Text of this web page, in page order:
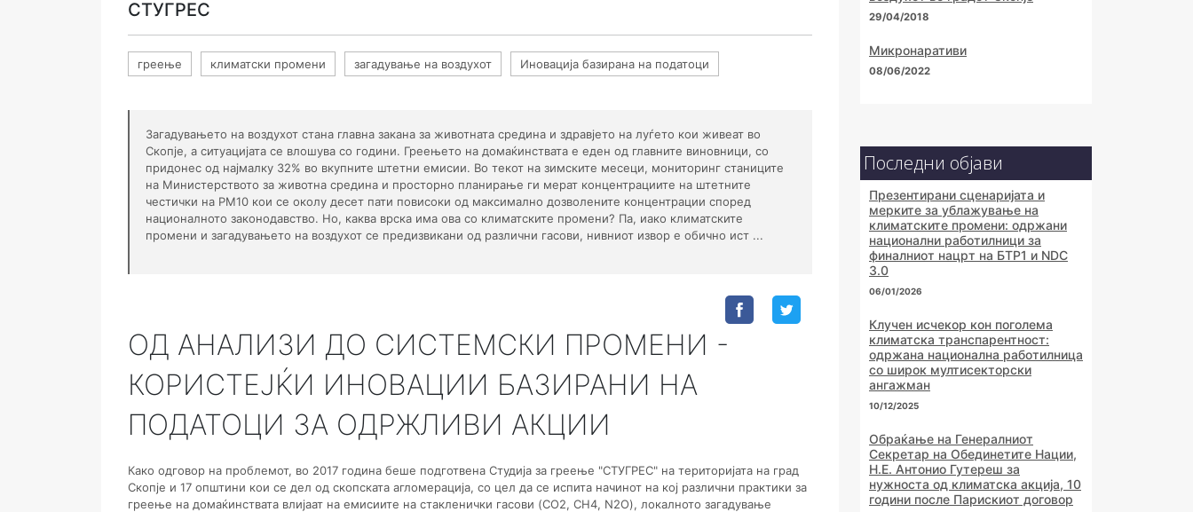
СТУГРЕС
греење климатски промени загадување на воздухот Иновација базирана на податоци
Загадувањето на воздухот стана главна закана за животната средина и здравјето на луѓето кои живеат во
Скопје, а ситуацијата се влошува со години. Греењето на домаќинствата е еден од главните виновници, со
придонес од најмалку 32% во вкупните штетни емисии. Во текот на зимските месеци, мониторинг станиците
на Министерството за животна средина и просторно планирање ги мерат концентрациите на штетните
честички на PM10 кои се околу десет пати повисоки од максимално дозволените концентрации според
националното законодавство. Но, каква врска има ова со климатските промени? Па, иако климатските
промени и загадувањето на воздухот се предизвикани од различни гасови, нивниот извор е обично ист ...
ОД АНАЛИЗИ ДО СИСТЕМСКИ ПРОМЕНИ -
КОРИСТЕЈЌИ ИНОВАЦИИ БАЗИРАНИ НА
ПОДАТОЦИ ЗА ОДРЖЛИВИ АКЦИИ
Како одговор на проблемот, во 2017 година беше подготвена Студија за греење "СТУГРЕС" на територијата на град
Скопје и 17 општини кои се дел од скопската агломерација, со цел да се испита начинот на кој различни практики за
греење на домаќинствата влијаат на емисиите на стакленички гасови (CO2, CH4, N2O), локалното загадување
29/04/2018
Микронаративи
08/06/2022
Последни објави
Презентирани сценаријата и
мерките за ублажување на
климатските промени: одржани
национални работилници за
финалниот нацрт на БТР1 и NDC
3.0
06/01/2026
Клучен исчекор кон поголема
климатска транспарентност:
одржана национална работилница
со широк мултисекторски
ангажман
10/12/2025
Обраќање на Генералниот
Секретар на Обединетите Нации,
Н.Е. Антонио Гутереш за
нужноста од климатска акција, 10
години после Парискиот договор